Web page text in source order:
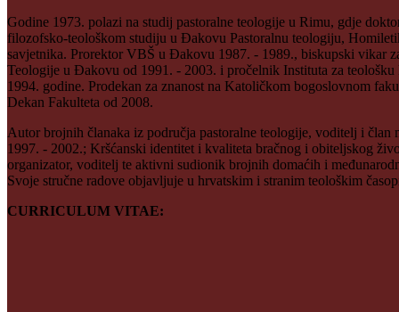
Godine 1973. polazi na studij pastoralne teologije u Rimu, gdje
filozofsko-teološkom studiju u Đakovu Pastoralnu teologiju,
savjetnika. Prorektor VBŠ u Đakovu 1987. - 1989., biskupski vikar
Teologije u Đakovu od 1991. - 2003. i pročelnik Instituta za
1994. godine. Prodekan za znanost na Katoličkom bogoslovnom
Dekan Fakulteta od 2008.
Autor brojnih članaka iz područja pastoralne teologije, voditelj i
1997. - 2002.; Kršćanski identitet i kvaliteta bračnog i obiteljskog
organizator, voditelj te aktivni sudionik brojnih domaćih i
Svoje stručne radove objavljuje u hrvatskim i stranim teološkim
CURRICULUM VITAE: